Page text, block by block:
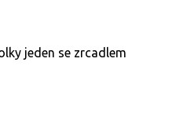
jeden se zrcadlem